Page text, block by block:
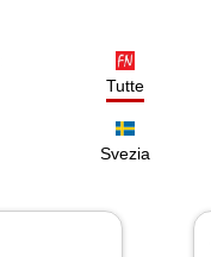
Tutte
Svezia